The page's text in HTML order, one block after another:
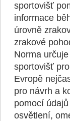
sportovišť
informace
úrovně
zrakové
Norma
sportovišť
Evropě
pro návrh a
pomocí
osvětlení,